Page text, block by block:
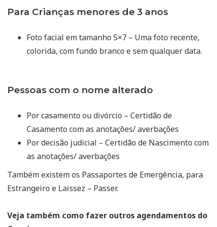
Para Crianças menores de 3 anos
Foto facial em tamanho 5×7 – Uma foto recente,
colorida, com fundo branco e sem qualquer data.
Pessoas com o nome alterado
Por casamento ou divórcio – Certidão de
Casamento com as anotações/ averbações
Por decisão judicial – Certidão de Nascimento com
as anotações/ averbações
Também existem os Passaportes de Emergência, para
Estrangeiro e Laissez – Passer.
Veja também como fazer outros agendamentos do